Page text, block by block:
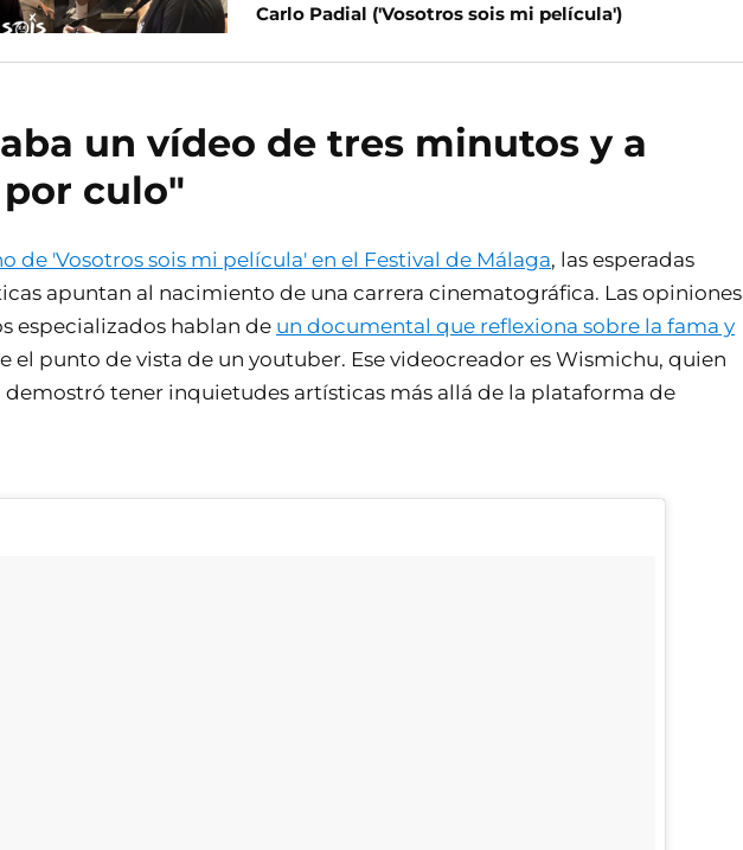
Carlo Padial ('Vosotros sois mi película')
un vídeo de tres minutos y a
culo"
de 'Vosotros sois mi película' en el Festival de Málaga, las esperadas
apuntan al nacimiento de una carrera cinematográfica. Las opiniones
especializados hablan de un documental que reflexiona sobre la fama y
el punto de vista de un youtuber. Ese videocreador es Wismichu, quien
tener inquietudes artísticas más allá de la plataforma de